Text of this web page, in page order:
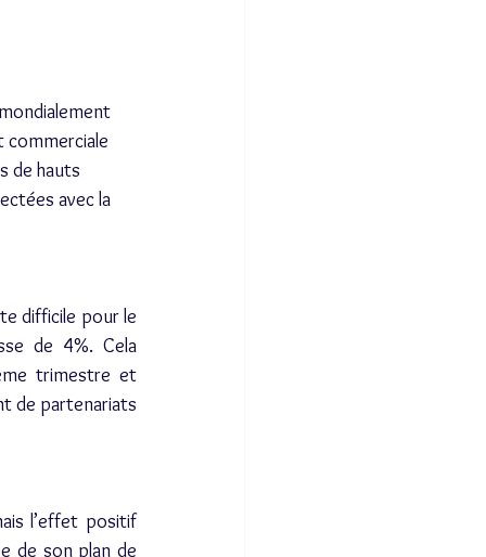
commerciale
de hauts
avec la
difficile pour le
de 4%. Cela
trimestre et
de partenariats
l’effet positif
de son plan de